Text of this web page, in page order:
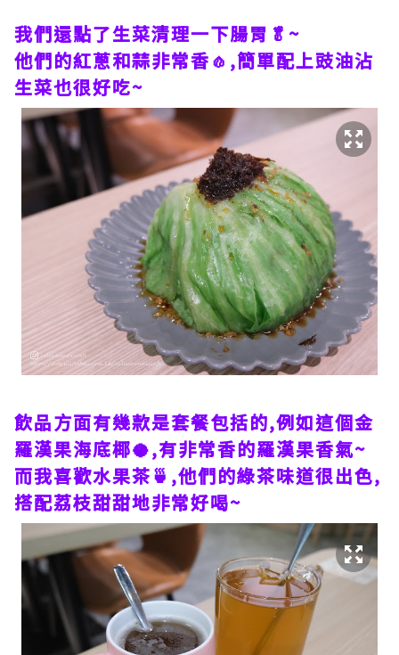
我們還點了生菜清理一下腸胃🥬~
他們的紅蔥和蒜非常香🧄,簡單配上豉油沾
生菜也很好吃~
飲品方面有幾款是套餐包括的,例如這個金
羅漢果海底椰🥥,有非常香的羅漢果香氣~
而我喜歡水果茶🍵,他們的綠茶味道很出色,
搭配荔枝甜甜地非常好喝~